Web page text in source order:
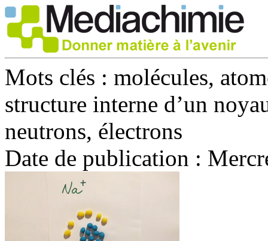
Mots clés : molécules,
structure interne d’un
neutrons, électrons
Date de publication :